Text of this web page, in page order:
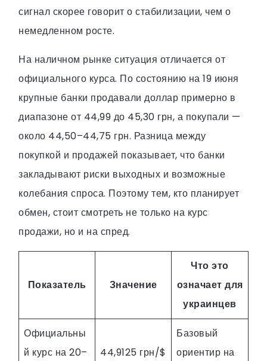
сигнал скорее говорит о стабилизации, чем о
немедленном росте.
На наличном рынке ситуация отличается от
официального курса. По состоянию на 19 июня
крупные банки продавали доллар примерно в
диапазоне от 44,99 до 45,30 грн, а покупали —
около 44,50–44,75 грн. Разница между
покупкой и продажей показывает, что банки
закладывают риски выходных и возможные
колебания спроса. Поэтому тем, кто планирует
обмен, стоит смотреть не только на курс
продажи, но и на спред.
Показатель Значение
Что это
означает для
украинцев
Официальны
й курс на 20–
44,9125 грн/$
Базовый
ориентир на